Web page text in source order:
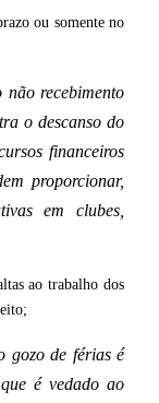
ou somente no
recebimento
o descanso do
financeiros
proporcionar,
em clubes,
ao trabalho dos
gozo de férias é
é vedado ao